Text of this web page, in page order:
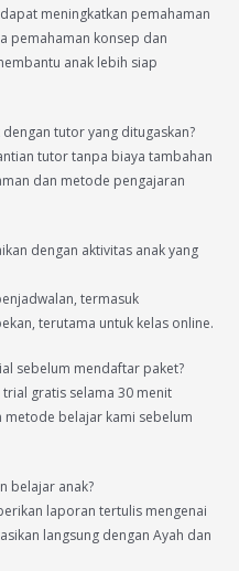
meningkatkan pemahaman
pemahaman konsep dan
anak lebih siap
tutor yang ditugaskan?
tutor tanpa biaya tambahan
dan metode pengajaran
dengan aktivitas anak yang
termasuk
terutama untuk kelas online.
sebelum mendaftar paket?
trial gratis selama 30 menit
metode belajar kami sebelum
belajar anak?
laporan tertulis mengenai
langsung dengan Ayah dan